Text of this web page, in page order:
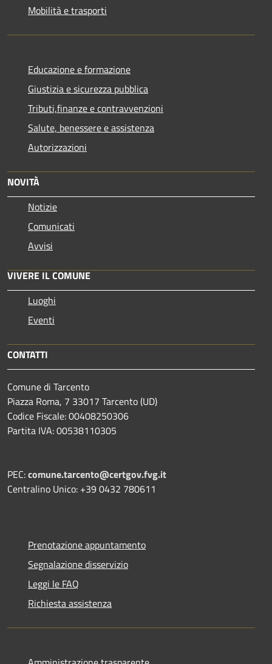
Mobilità e trasporti
Educazione e formazione
Giustizia e sicurezza pubblica
Tributi,finanze e contravvenzioni
Salute, benessere e assistenza
Autorizzazioni
NOVITÀ
Notizie
Comunicati
Avvisi
VIVERE IL COMUNE
Luoghi
Eventi
CONTATTI
Comune di Tarcento
Piazza Roma, 7 33017 Tarcento (UD)
Codice Fiscale: 00408250306
Partita IVA: 00538110305
PEC:comune.tarcento@certgov.fvg.it
Centralino Unico: +39 0432 780611
Prenotazione appuntamento
Segnalazione disservizio
Leggi le FAQ
Richiesta assistenza